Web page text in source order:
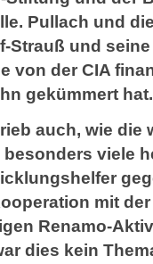
Pullach und
Strauß und
von der CIA
gekümmert
auch, wie
besonders viele
mit
Renamo-
dies kein